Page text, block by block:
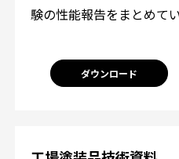
験の性能報告をまとめてい
ダウンロード